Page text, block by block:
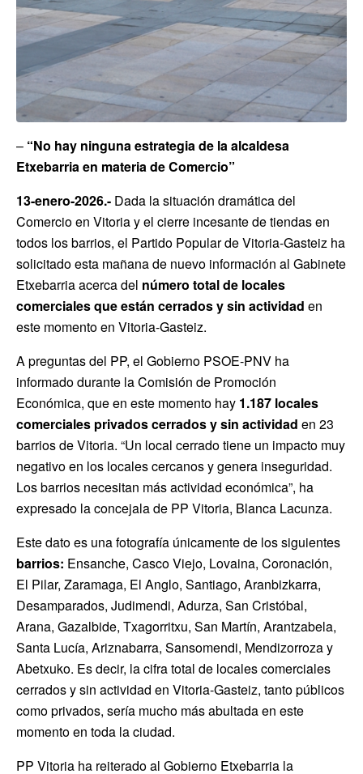
– “No hay ninguna estrategia de la alcaldesa
Etxebarria en materia de Comercio”
13-enero-2026.- Dada la situación dramática del
Comercio en Vitoria y el cierre incesante de tiendas en
todos los barrios, el Partido Popular de Vitoria-Gasteiz ha
solicitado esta mañana de nuevo información al Gabinete
Etxebarria acerca del número total de locales
comerciales que están cerrados y sin actividad en
este momento en Vitoria-Gasteiz.
A preguntas del PP, el Gobierno PSOE-PNV ha
informado durante la Comisión de Promoción
Económica, que en este momento hay 1.187 locales
comerciales privados cerrados y sin actividad en 23
barrios de Vitoria. “Un local cerrado tiene un impacto muy
negativo en los locales cercanos y genera inseguridad.
Los barrios necesitan más actividad económica”, ha
expresado la concejala de PP Vitoria, Blanca Lacunza.
Este dato es una fotografía únicamente de los siguientes
barrios: Ensanche, Casco Viejo, Lovaina, Coronación,
El Pilar, Zaramaga, El Anglo, Santiago, Aranbizkarra,
Desamparados, Judimendi, Adurza, San Cristóbal,
Arana, Gazalbide, Txagorritxu, San Martín, Arantzabela,
Santa Lucía, Ariznabarra, Sansomendi, Mendizorroza y
Abetxuko. Es decir, la cifra total de locales comerciales
cerrados y sin actividad en Vitoria-Gasteiz, tanto públicos
como privados, sería mucho más abultada en este
momento en toda la ciudad.
PP Vitoria ha reiterado al Gobierno Etxebarria la